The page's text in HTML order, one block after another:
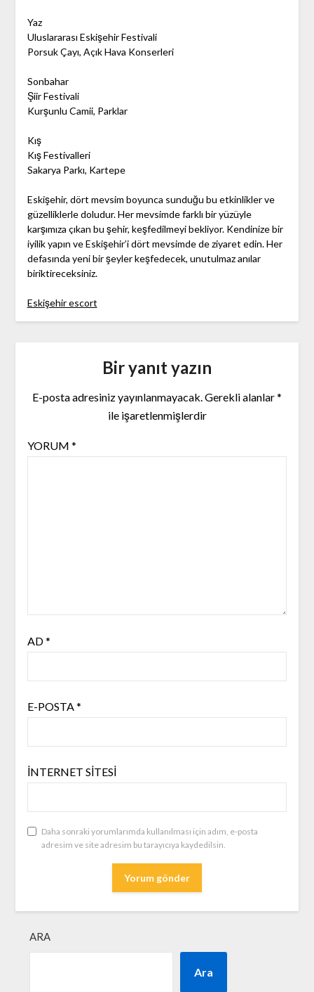
Yaz
Uluslararası Eskişehir Festivali
Porsuk Çayı, Açık Hava Konserleri
Sonbahar
Şiir Festivali
Kurşunlu Camii, Parklar
Kış
Kış Festivalleri
Sakarya Parkı, Kartepe
Eskişehir, dört mevsim boyunca sunduğu bu etkinlikler ve
güzelliklerle doludur. Her mevsimde farklı bir yüzüyle
karşımıza çıkan bu şehir, keşfedilmeyi bekliyor. Kendinize bir
iyilik yapın ve Eskişehir’i dört mevsimde de ziyaret edin. Her
defasında yeni bir şeyler keşfedecek, unutulmaz anılar
biriktireceksiniz.
Eskişehir escort
Bir yanıt yazın
E-posta adresiniz yayınlanmayacak.Gerekli alanlar*
ile işaretlenmişlerdir
YORUM *
AD*
E-POSTA*
İNTERNET SITESI
Daha sonraki yorumlarımda kullanılması için adım, e-posta
adresim ve site adresim bu tarayıcıya kaydedilsin.
ARA
Ara